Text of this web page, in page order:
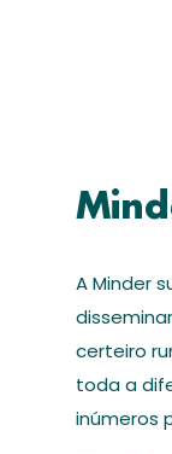
A Minder
certeiro
toda a
inúmeros